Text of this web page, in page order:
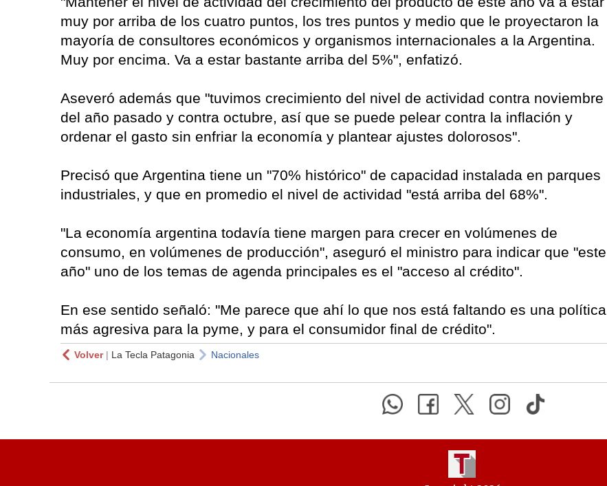
muy por arriba de los cuatro puntos, los tres puntos y medio que le proyectaron la
mayoría de consultores económicos y organismos internacionales a la Argentina.
Muy por encima. Va a estar bastante arriba del 5%", enfatizó.
Aseveró además que "tuvimos crecimiento del nivel de actividad contra noviembre
del año pasado y contra octubre, así que se puede pelear contra la inflación y
ordenar el gasto sin enfriar la economía y plantear ajustes dolorosos".
Precisó que Argentina tiene un "70% histórico" de capacidad instalada en parques
industriales, y que en promedio el nivel de actividad "está arriba del 68%".
"La economía argentina todavía tiene margen para crecer en volúmenes de
consumo, en volúmenes de producción", aseguró el ministro para indicar que "este
año" uno de los temas de agenda principales es el "acceso al crédito".
En ese sentido señaló: "Me parece que ahí lo que nos está faltando es una política
más agresiva para la pyme, y para el consumidor final de crédito".
Volver| La Tecla Patagonia Nacionales